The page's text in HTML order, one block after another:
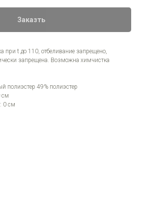
Заказть
при t до 110, отбеливание запрещено,
запрещена. Возможна химчистка
полиэстер 49% полиэстер
см
0 см